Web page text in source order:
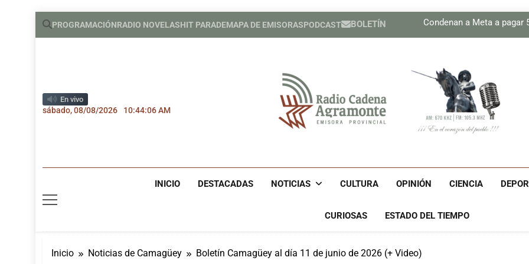
Saltar
PROGRAMACIÓNRADIO NOVELASHIT PARADEMAPA DE EMISORASPODCAST BOLETÍN
Condenan a Meta a pagar
Prensa de EEUU divulga
Condenan a Meta a pagar
Prensa de EEUU
Díaz-Canel asiste al
En vivo
sábado, 08/08/2026 10:44:07 AM
Radio Cadena
INICIO DESTACADAS NOTICIAS CULTURA OPINIÓN CIENCIA
CURIOSAS ESTADO DEL TIEMPO
Inicio Noticias de Camagüey Boletín Camagüey al día 11 de junio de 2026 (+ Video)